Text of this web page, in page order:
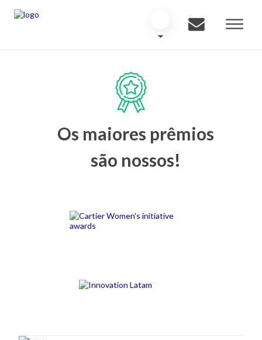
Os maiores prêmios
são nossos!